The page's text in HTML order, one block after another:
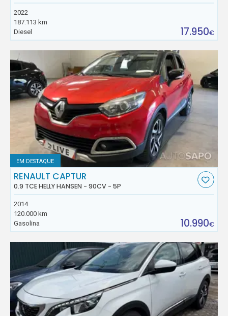
2022
187.113 km
Diesel
17.950€
EM DESTAQUE
RENAULT CAPTUR
0.9 TCE HELLY HANSEN - 90CV - 5P
2014
120.000 km
Gasolina
10.990€